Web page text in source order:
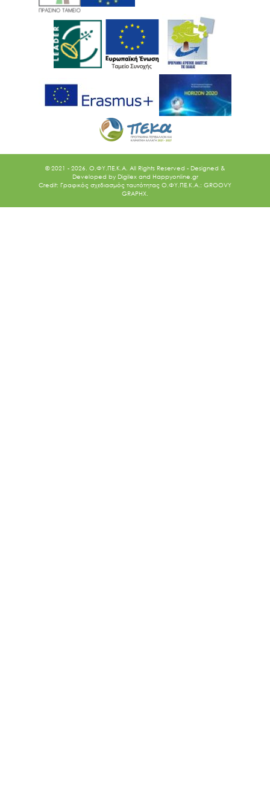
© 2021 - 2026. O.ΦΥ.ΠΕ.Κ.Α. All Rights Reserved - Designed &
Developed by Digilex and Happyonline.gr
Credit: Γραφικός σχεδιασμός ταυτότητας Ο.ΦΥ.ΠΕ.Κ.Α.: GROOVY
GRAPHX.